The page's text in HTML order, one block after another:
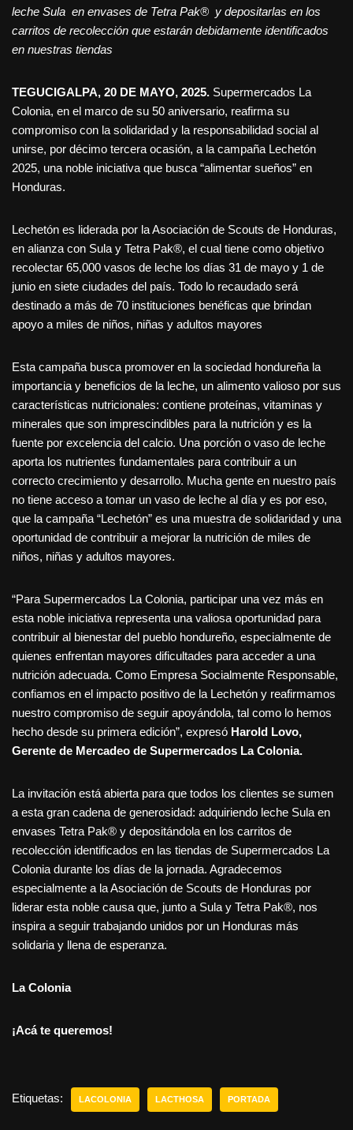
leche Sula en envases de Tetra Pak® y depositarlas en los
carritos de recolección que estarán debidamente identificados
en nuestras tiendas
TEGUCIGALPA, 20 DE MAYO, 2025. Supermercados La
Colonia, en el marco de su 50 aniversario, reafirma su
compromiso con la solidaridad y la responsabilidad social al
unirse, por décimo tercera ocasión, a la campaña Lechetón
2025, una noble iniciativa que busca “alimentar sueños” en
Honduras.
Lechetón es liderada por la Asociación de Scouts de Honduras,
en alianza con Sula y Tetra Pak®, el cual tiene como objetivo
recolectar 65,000 vasos de leche los días 31 de mayo y 1 de
junio en siete ciudades del país. Todo lo recaudado será
destinado a más de 70 instituciones benéficas que brindan
apoyo a miles de niños, niñas y adultos mayores
Esta campaña busca promover en la sociedad hondureña la
importancia y beneficios de la leche, un alimento valioso por sus
características nutricionales: contiene proteínas, vitaminas y
minerales que son imprescindibles para la nutrición y es la
fuente por excelencia del calcio. Una porción o vaso de leche
aporta los nutrientes fundamentales para contribuir a un
correcto crecimiento y desarrollo. Mucha gente en nuestro país
no tiene acceso a tomar un vaso de leche al día y es por eso,
que la campaña “Lechetón” es una muestra de solidaridad y una
oportunidad de contribuir a mejorar la nutrición de miles de
niños, niñas y adultos mayores.
“Para Supermercados La Colonia, participar una vez más en
esta noble iniciativa representa una valiosa oportunidad para
contribuir al bienestar del pueblo hondureño, especialmente de
quienes enfrentan mayores dificultades para acceder a una
nutrición adecuada. Como Empresa Socialmente Responsable,
confiamos en el impacto positivo de la Lechetón y reafirmamos
nuestro compromiso de seguir apoyándola, tal como lo hemos
hecho desde su primera edición”, expresó Harold Lovo,
Gerente de Mercadeo de Supermercados La Colonia.
La invitación está abierta para que todos los clientes se sumen
a esta gran cadena de generosidad: adquiriendo leche Sula en
envases Tetra Pak® y depositándola en los carritos de
recolección identificados en las tiendas de Supermercados La
Colonia durante los días de la jornada. Agradecemos
especialmente a la Asociación de Scouts de Honduras por
liderar esta noble causa que, junto a Sula y Tetra Pak®, nos
inspira a seguir trabajando unidos por un Honduras más
solidaria y llena de esperanza.
La Colonia
¡Acá te queremos!
Etiquetas: LACOLONIA LACTHOSA PORTADA